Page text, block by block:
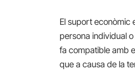
El suport econòmic
personaindividualo
fa compatible amb
que a causa de la